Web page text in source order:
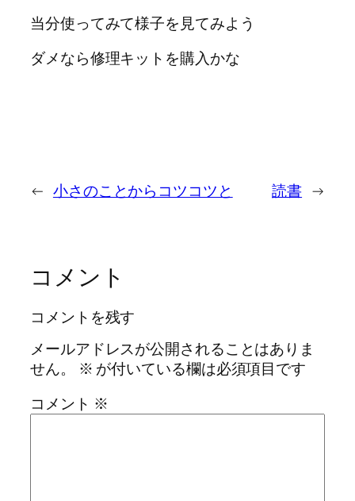
当分使ってみて様子を見てみよう
ダメなら修理キットを購入かな
← 小さのことからコツコツと 読書 →
コメント
コメントを残す
メールアドレスが公開されることはありま
せん。
※ が付いている欄は必須項目です
コメント ※